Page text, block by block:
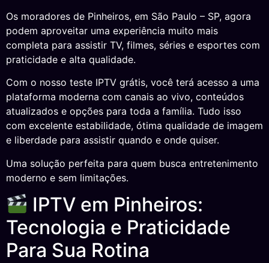
Os moradores de Pinheiros, em São Paulo – SP, agora
podem aproveitar uma experiência muito mais
completa para assistir TV, filmes, séries e esportes com
praticidade e alta qualidade.
Com o nosso teste IPTV grátis, você terá acesso a uma
plataforma moderna com canais ao vivo, conteúdos
atualizados e opções para toda a família. Tudo isso
com excelente estabilidade, ótima qualidade de imagem
e liberdade para assistir quando e onde quiser.
Uma solução perfeita para quem busca entretenimento
moderno e sem limitações.
IPTV em Pinheiros:
Tecnologia e Praticidade
Para Sua Rotina